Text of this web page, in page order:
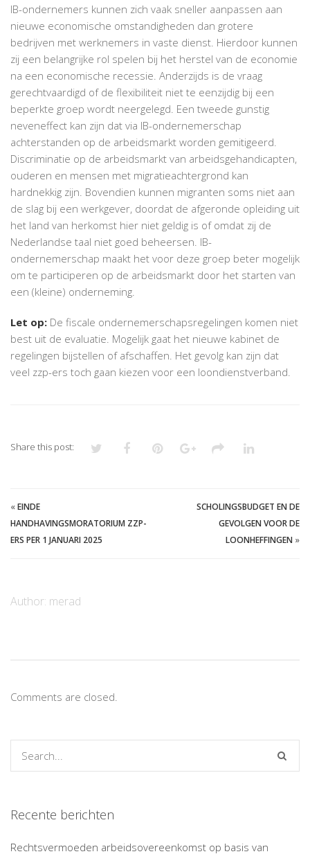
IB-ondernemers kunnen zich vaak sneller aanpassen aan
nieuwe economische omstandigheden dan grotere
bedrijven met werknemers in vaste dienst. Hierdoor kunnen
zij een belangrijke rol spelen bij het herstel van de economie
na een economische recessie. Anderzijds is de vraag
gerechtvaardigd of de flexibiliteit niet te eenzijdig bij een
beperkte groep wordt neergelegd. Een tweede gunstig
neveneffect kan zijn dat via IB-ondernemerschap
achterstanden op de arbeidsmarkt worden gemitigeerd.
Discriminatie op de arbeidsmarkt van arbeidsgehandicapten,
ouderen en mensen met migratieachtergrond kan
hardnekkig zijn. Bovendien kunnen migranten soms niet aan
de slag bij een werkgever, doordat de afgeronde opleiding uit
het land van herkomst hier niet geldig is of omdat zij de
Nederlandse taal niet goed beheersen. IB-
ondernemerschap maakt het voor deze groep beter mogelijk
om te participeren op de arbeidsmarkt door het starten van
een (kleine) onderneming.
Let op: De fiscale ondernemerschapsregelingen komen niet
best uit de evaluatie. Mogelijk gaat het nieuwe kabinet de
regelingen bijstellen of afschaffen. Het gevolg kan zijn dat
veel zzp-ers toch gaan kiezen voor een loondienstverband.
Share this post:
«EINDE
HANDHAVINGSMORATORIUM ZZP-
ERS PER 1 JANUARI 2025
SCHOLINGSBUDGET EN DE
GEVOLGEN VOOR DE
LOONHEFFINGEN »
Author: merad
Comments are closed.
Recente berichten
Rechtsvermoeden arbeidsovereenkomst op basis van